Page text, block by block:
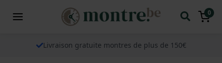
0
Livraison gratuite montres de plus de 150€